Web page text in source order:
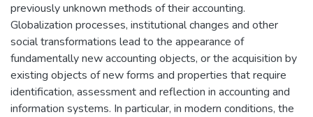
previously unknown methods of their accounting.
Globalization processes, institutional changes and other
social transformations lead to the appearance of
fundamentally new accounting objects, or the acquisition by
existing objects of new forms and properties that require
identification, assessment and reflection in accounting and
information systems. In particular, in modern conditions, the